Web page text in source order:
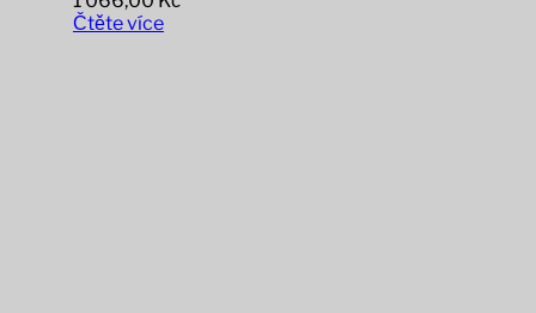
Čtěte více